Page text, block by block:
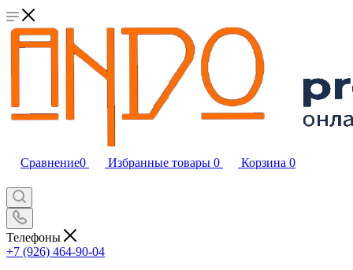
Сравнение0 Избранные товары 0 Корзина 0
Телефоны
+7 (926) 464-90-04